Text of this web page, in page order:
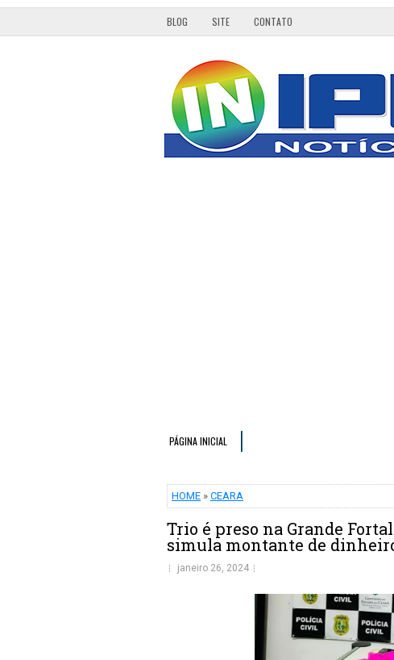
BLOG SITE CONTATO
PÁGINA INICIAL
HOME » CEARA
Trio é preso na Grande
simula montante de
janeiro 26, 2024